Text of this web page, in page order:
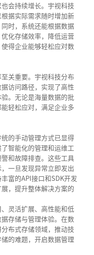
会持续增长。宇视科技
据实际需求随时增加新
时，系统还能根据数据
化存储效率，降低运营
得企业能够轻松应对数
关重要。宇视科技分布
访问路径，实现了高性
。无论是海量数据的批
轻松应对，满足企业多
的手动管理方式已显得
智能化的管理和运维工
和故障排查。这些工具
一旦发现异常立即发出
富的API接口和SDK开发
，提升整体解决方案的
灵活扩展、高性能和低
存储与管理体验。在数
布式存储领域，推动技
的难题，开启数据管理